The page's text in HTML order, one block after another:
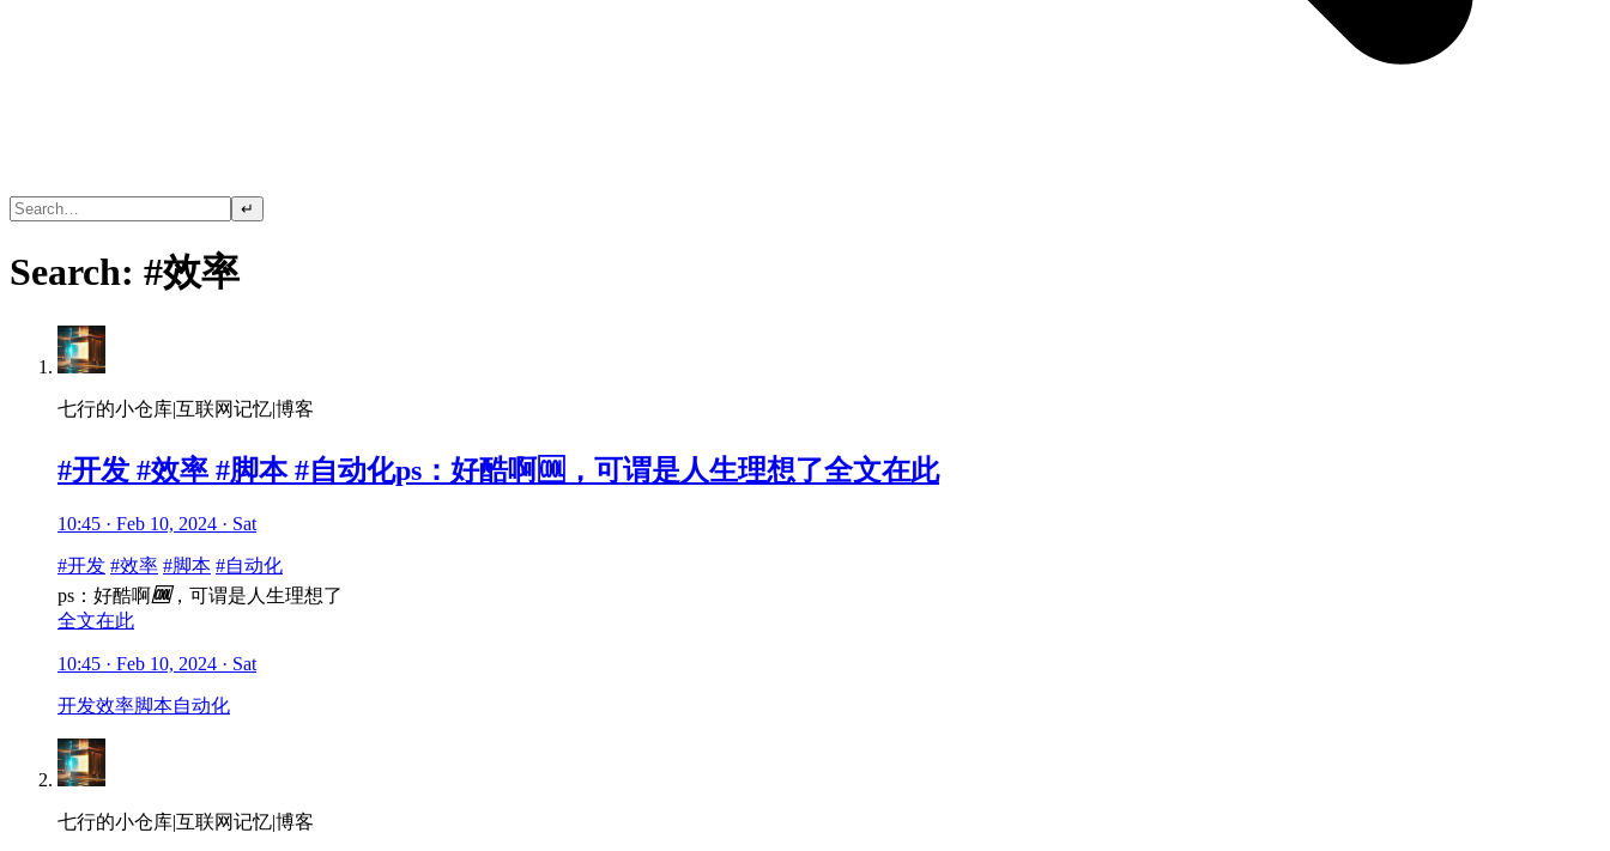
↵
Search: #效率
七行的小仓库|互联网记忆|博客
#开发 #效率 #脚本 #自动化ps：好酷啊🆒，可谓是人生理想了全文在此
10:45 · Feb 10, 2024 · Sat
#开发 #效率 #脚本 #自动化
ps：好酷啊🆒，可谓是人生理想了
全文在此
10:45 · Feb 10, 2024 · Sat
开发效率脚本自动化
七行的小仓库|互联网记忆|博客